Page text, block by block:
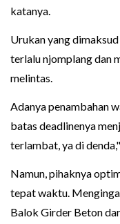
katanya.
Urukan yang
terlalu njomplang dan
melintas.
Adanya penambahan
batas deadlinenya
terlambat, ya di
Namun, pihaknya
tepat waktu.
Balok Girder Beton